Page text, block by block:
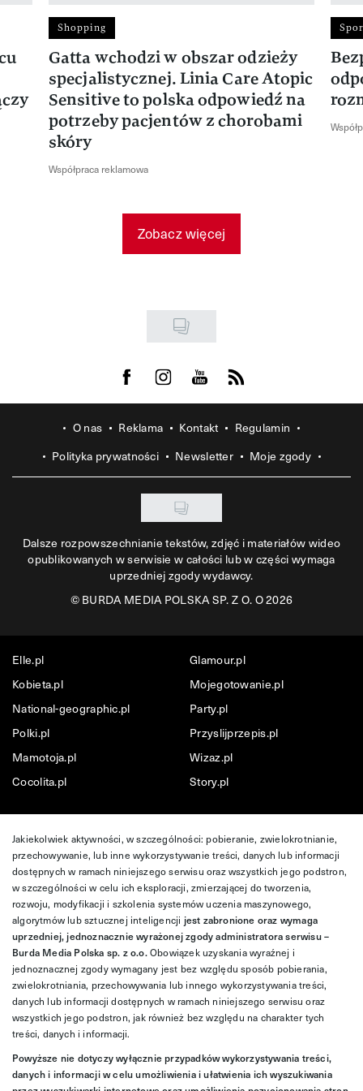
Shopping
Gatta wchodzi w obszar odzieży
specjalistycznej. Linia Care Atopic
Sensitive to polska odpowiedź na
potrzeby pacjentów z chorobami
skóry
Współpraca reklamowa
Zobacz więcej
Visit us on Facebook
Visit us on Instagram
Visit us on Youtube
Visit us on Rss
O nas Reklama Kontakt
Regulamin
Polityka prywatności
Newsletter Moje zgody
Dalsze rozpowszechnianie tekstów, zdjęć i materiałów wideo
opublikowanych w serwisie w całości lub w części wymaga
uprzedniej zgody wydawcy.
©BURDA MEDIA POLSKA SP. Z O. O 2026
Elle.pl
Glamour.pl
Kobieta.pl
Mojegotowanie.pl
National-geographic.pl
Party.pl
Polki.pl
Przyslijprzepis.pl
Mamotoja.pl
Wizaz.pl
Cocolita.pl
Story.pl
Jakiekolwiek aktywności, w szczególności: pobieranie, zwielokrotnianie,
przechowywanie, lub inne wykorzystywanie treści, danych lub informacji
dostępnych w ramach niniejszego serwisu oraz wszystkich jego podstron,
w szczególności w celu ich eksploracji, zmierzającej do tworzenia,
rozwoju, modyfikacji i szkolenia systemów uczenia maszynowego,
algorytmów lub sztucznej inteligencji jest zabronione oraz wymaga
uprzedniej, jednoznacznie wyrażonej zgody administratora serwisu –
Burda Media Polska sp. z o.o.Obowiązek uzyskania wyraźnej i
jednoznacznej zgody wymagany jest bez względu sposób pobierania,
zwielokrotniania, przechowywania lub innego wykorzystywania treści,
danych lub informacji dostępnych w ramach niniejszego serwisu oraz
wszystkich jego podstron, jak również bez względu na charakter tych
treści, danych i informacji.
Powyższe nie dotyczy wyłącznie przypadków wykorzystywania treści,
danych i informacji w celu umożliwienia i ułatwienia ich wyszukiwania